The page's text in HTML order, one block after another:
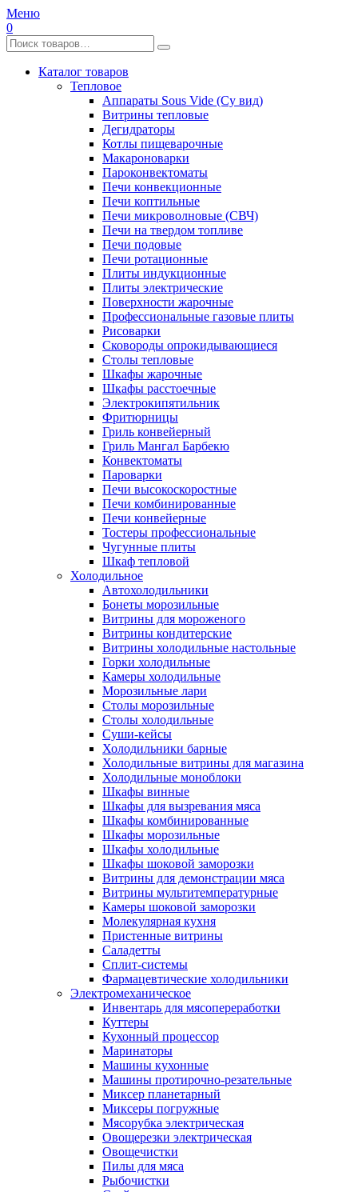
Меню
0
Каталог товаров
Тепловое
Аппараты Sous Vide (Су вид)
Витрины тепловые
Дегидраторы
Котлы пищеварочные
Макароноварки
Пароконвектоматы
Печи конвекционные
Печи коптильные
Печи микроволновые (СВЧ)
Печи на твердом топливе
Печи подовые
Печи ротационные
Плиты индукционные
Плиты электрические
Поверхности жарочные
Профессиональные газовые плиты
Рисоварки
Сковороды опрокидывающиеся
Столы тепловые
Шкафы жарочные
Шкафы расстоечные
Электрокипятильник
Фритюрницы
Гриль конвейерный
Гриль Мангал Барбекю
Конвектоматы
Пароварки
Печи высокоскоростные
Печи комбинированные
Печи конвейерные
Тостеры профессиональные
Чугунные плиты
Шкаф тепловой
Холодильное
Автохолодильники
Бонеты морозильные
Витрины для мороженого
Витрины кондитерские
Витрины холодильные настольные
Горки холодильные
Камеры холодильные
Морозильные лари
Столы морозильные
Столы холодильные
Суши-кейсы
Холодильники барные
Холодильные витрины для магазина
Холодильные моноблоки
Шкафы винные
Шкафы для вызревания мяса
Шкафы комбинированные
Шкафы морозильные
Шкафы холодильные
Шкафы шоковой заморозки
Витрины для демонстрации мяса
Витрины мультитемпературные
Камеры шоковой заморозки
Молекулярная кухня
Пристенные витрины
Саладетты
Сплит-системы
Фармацевтические холодильники
Электромеханическое
Инвентарь для мясопереработки
Куттеры
Кухонный процессор
Маринаторы
Машины кухонные
Машины протирочно-резательные
Миксер планетарный
Миксеры погружные
Мясорубка электрическая
Овощерезки электрическая
Овощечистки
Пилы для мяса
Рыбочистки